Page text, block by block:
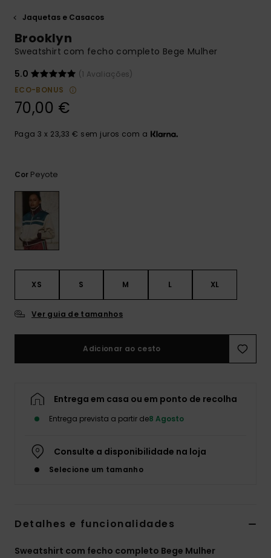
respostas
para as
formulário de
DESEJO
Jaquetas e Casacos
Brooklyn
Sweatshirt com fecho completo Bege Mulher
5.0
(1 Avaliações)
ECO-BONUS
70,00 €
Paga 3 x 23,33 € sem juros com a
Cor Peyote
XS S M L XL
Ver guia de tamanhos
Adicionar ao cesto
Entrega em casa ou em ponto de recolha
Entrega prevista a partir de8 Agosto
Consulte a disponibilidade na loja
Selecione um tamanho
Detalhes e funcionalidades
Sweatshirt com fecho completo Bege Mulher